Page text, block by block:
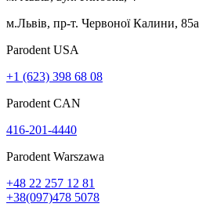
м.Львів, пр-т. Червоної Калини, 85а
Parodent USА
+1 (623) 398 68 08
Parodent CAN
416-201-4440
Parodent Warszawa
+48 22 257 12 81
+38(097)478 5078